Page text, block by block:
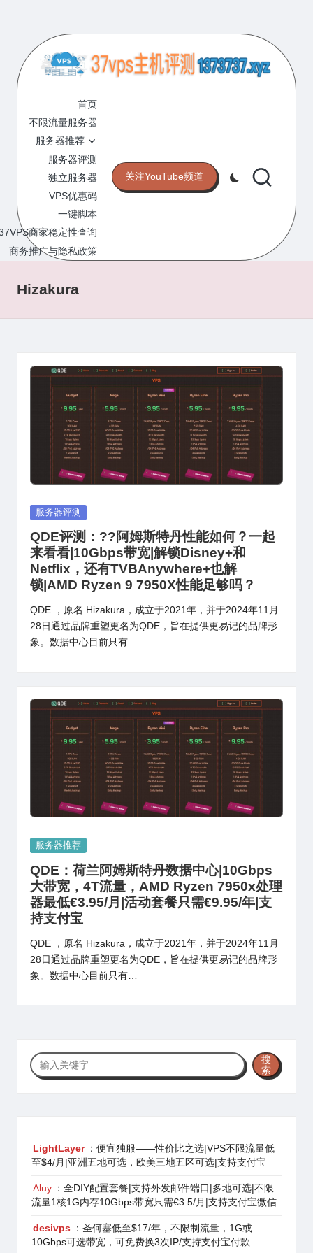
content
7
V
P
S
主
机
评
测
的
VPS
网
站
首页
不限流量服务器
服务器推荐
服务器评测
独立服务器
VPS优惠码
一键脚本
商家稳定性查询
商务推广与隐私政策
关注YouTube频道
Hizakura
Posted
服务器评测
QDE评测：??阿姆斯特丹性能如何？一起
来看看|10Gbps带宽|解锁Disney+和
Netflix，还有TVBAnywhere+也解
锁|AMD Ryzen 9 7950X性能足够吗？
QDE ，原名 Hizakura，成立于2021年，并于2024年11月
28日通过品牌重塑更名为QDE，旨在提供更易记的品牌形
象。数据中心目前只有…
Posted
服务器推荐
QDE：荷兰阿姆斯特丹数据中心|10Gbps
大带宽，4T流量，AMD Ryzen 7950x处理
器最低€3.95/月|活动套餐只需€9.95/年|支
持支付宝
QDE ，原名 Hizakura，成立于2021年，并于2024年11月
28日通过品牌重塑更名为QDE，旨在提供更易记的品牌形
象。数据中心目前只有…
搜
索
搜
索
LightLayer ：便宜独服——性价比之选|VPS不限流量低
至$4/月|亚洲五地可选，欧美三地五区可选|支持支付宝
Aluy ：全DIY配置套餐|支持外发邮件端口|多地可选|不限
流量1核1G内存10Gbps带宽只需€3.5/月|支持支付宝微信
desivps
：圣何塞低至$17/年，不限制流量，1G或
10Gbps可选带宽，可免费换3次IP/支持支付宝付款